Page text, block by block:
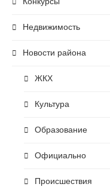
Недвижимость
Новости района
ЖКХ
Культура
Образование
Официально
Происшествия